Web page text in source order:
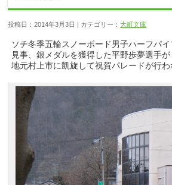
投稿日：2014年3月3日 | カテゴリー：大町文庫
ソチ冬季五輪スノーボード男子ハーフパ
見事、銀メダルを獲得した平野歩夢選手が
地元村上市に凱旋して祝賀パレードが行わ